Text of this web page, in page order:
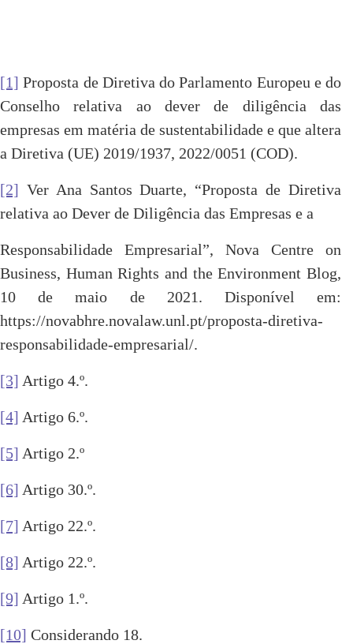
[1] Proposta de Diretiva do Parlamento Europeu e do
Conselho relativa ao dever de diligência das
empresas em matéria de sustentabilidade e que altera
a Diretiva (UE) 2019/1937, 2022/0051 (COD).
[2] Ver Ana Santos Duarte, “Proposta de Diretiva
relativa ao Dever de Diligência das Empresas e a
Responsabilidade Empresarial”, Nova Centre on
Business, Human Rights and the Environment Blog,
10 de maio de 2021. Disponível em:
https://novabhre.novalaw.unl.pt/proposta-diretiva-
responsabilidade-empresarial/.
[3] Artigo 4.º.
[4] Artigo 6.º.
[5] Artigo 2.º
[6] Artigo 30.º.
[7] Artigo 22.º.
[8] Artigo 22.º.
[9] Artigo 1.º.
[10] Considerando 18.